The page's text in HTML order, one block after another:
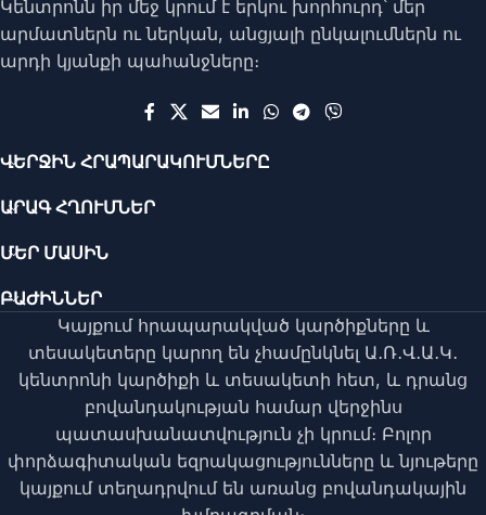
Կենտրոնն իր մեջ կրում է երկու խորհուրդ՝ մեր
արմատներն ու ներկան, անցյալի ընկալումներն ու
արդի կյանքի պահանջները։
ՎԵՐՋԻՆ ՀՐԱՊԱՐԱԿՈՒՄՆԵՐԸ
ԱՐԱԳ ՀՂՈՒՄՆԵՐ
ՄԵՐ ՄԱՍԻՆ
ԲԱԺԻՆՆԵՐ
Կայքում հրապարակված կարծիքները և
տեսակետերը կարող են չհամընկնել Ա․Ռ․Վ․Ա․Կ․
կենտրոնի կարծիքի և տեսակետի հետ, և դրանց
բովանդակության համար վերջինս
պատասխանատվություն չի կրում։ Բոլոր
փորձագիտական եզրակացությունները և նյութերը
կայքում տեղադրվում են առանց բովանդակային